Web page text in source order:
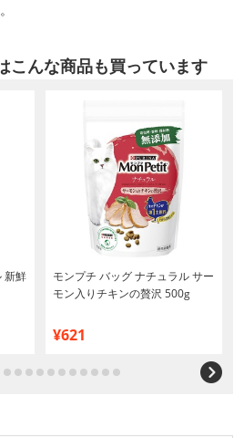
こんな商品も買っています
新鮮
モンプチ バッグ ナチュラル サー
モン入りチキンの贅沢 500g
¥621